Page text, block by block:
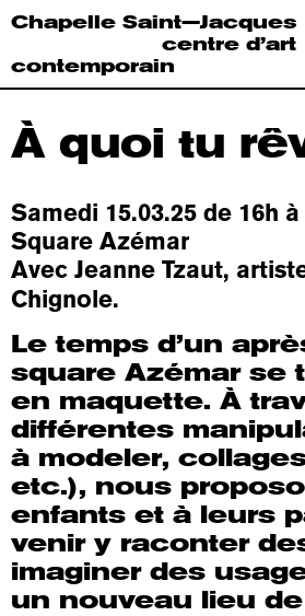
Chapelle Saint—Jacques
centre d’art
contemporain
À quoitu
Samedi 15.03.25 de 16h à
Square Azémar
Avec Jeanne Tzaut,
Chignole.
Le temps d’un
square Azémar se
en maquette. À
différentes
à modeler,
etc.), nous
enfants et à leurs
venir y raconter
imaginer des
un nouveau lieu